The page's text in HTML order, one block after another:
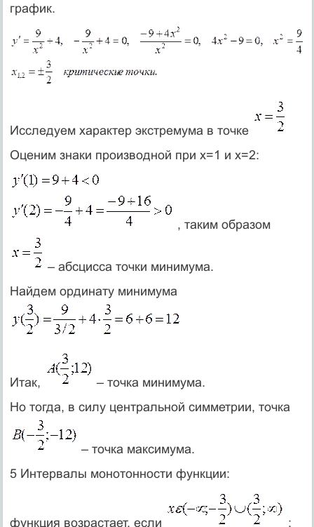
график.
Исследуем характер экстремума в точке
Оценим знаки производной при x=1 и x=2:
, таким образом
– абсцисса точки минимума.
Найдем ординату минимума
Итак,
– точка минимума.
Но тогда, в силу центральной симметрии, точка
– точка максимума.
5 Интервалы монотонности функции:
функция возрастает, если ;